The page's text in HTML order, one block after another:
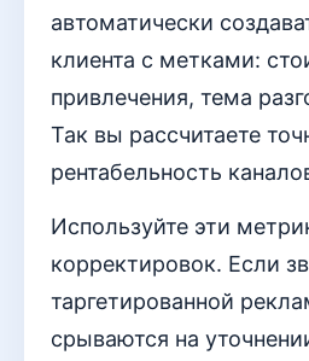
автоматически
клиента с метками:
привлечения, тема
Так вы рассчитаете
рентабельность
Используйте эти
корректировок. Если
таргетированной
срываются на